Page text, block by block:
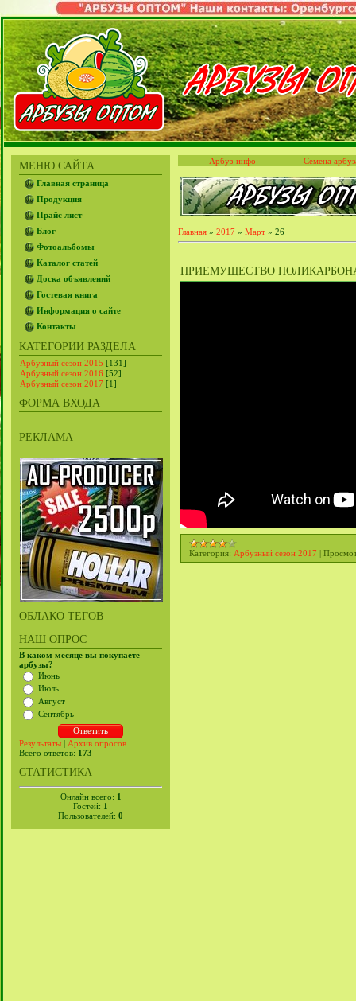
МЕНЮ САЙТА
Главная страница
Продукция
Прайс лист
Блог
Фотоальбомы
Каталог статей
Доска объявлений
Гостевая книга
Информация о сайте
Контакты
КАТЕГОРИИ РАЗДЕЛА
Арбузный сезон 2015 [131]
Арбузный сезон 2016 [52]
Арбузный сезон 2017 [1]
ФОРМА ВХОДА
РЕКЛАМА
ОБЛАКО ТЕГОВ
НАШ ОПРОС
В каком месяце вы покупаете
арбузы?
Июнь
Июль
Август
Сентябрь
Результаты | Архив опросов
Всего ответов: 173
СТАТИСТИКА
Онлайн всего: 1
Гостей: 1
Пользователей: 0
Арбуз-инфо Семена
Главная » 2017 » Март » 26
ПРИЕМУЩЕСТВО
Категория: Арбузный сезон 2017 |